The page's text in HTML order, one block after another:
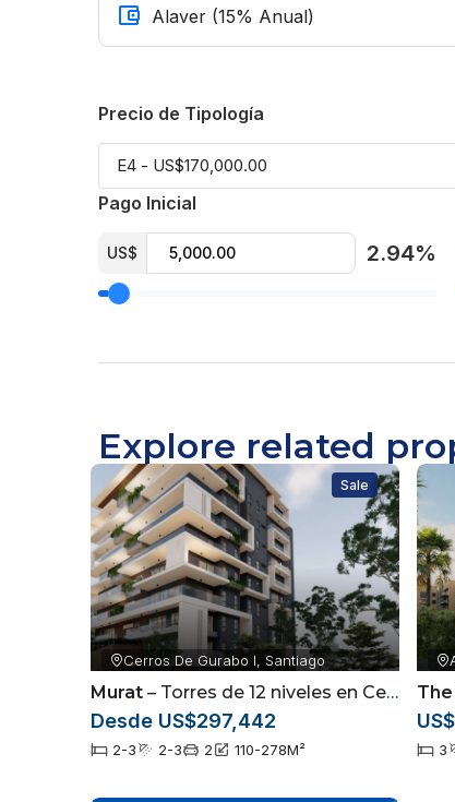
Precio de Tipología
Pago Inicial
US$ 2.94%
Explore related
Sale
Cerros De Gurabo I, Santiago
Murat – Torres de 12 niveles en Cerros de Gurabo, Santiago
Desde US$297,442
2-3 2-3 2 110-278M² 3